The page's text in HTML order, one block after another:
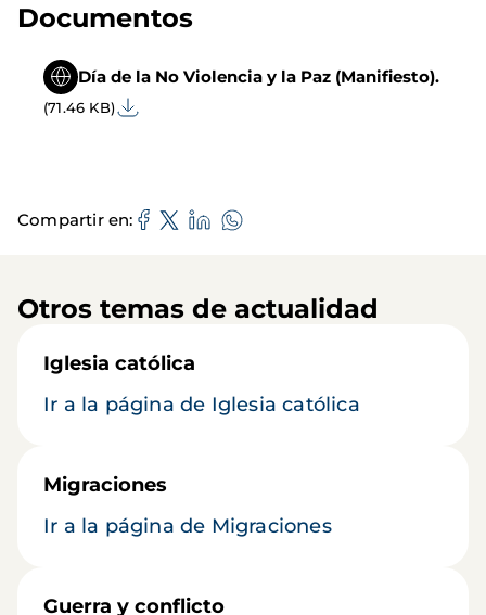
Documentos
Día de la No Violencia y la Paz (Manifiesto).
(71.46 KB)
Compartir en
Otros temas de actualidad
Iglesia católica
Ir a la página de Iglesia católica
Migraciones
Ir a la página de Migraciones
Guerra y conflicto